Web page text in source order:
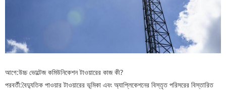
আগে:উচ্চ ভোল্টেজ কমিউনিকেশন টাওয়ারের কাজ কী?
পরবর্তী:বৈদ্যুতিক পাওয়ার টাওয়ারের ভূমিকা এবং অ্যাপ্লিকেশনের বিস্তৃত পরিসরের বিস্তারিত